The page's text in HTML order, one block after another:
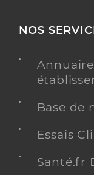
NOS
Base de
Essais
Santé.fr